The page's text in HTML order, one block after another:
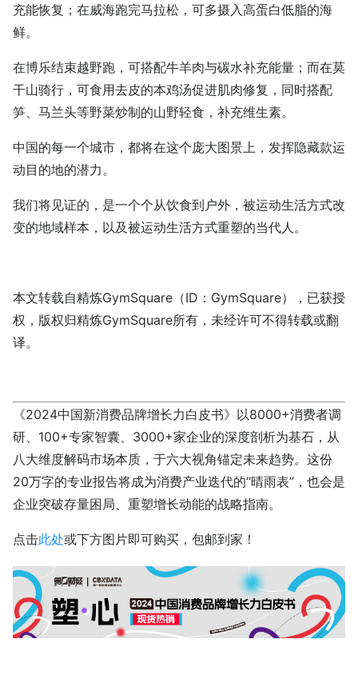
充能恢复；在威海跑完马拉松，可多摄入高蛋白低脂的海
鲜。
在博乐结束越野跑，可搭配牛羊肉与碳水补充能量；而在莫
干山骑行，可食用去皮的本鸡汤促进肌肉修复，同时搭配
笋、马兰头等野菜炒制的山野轻食，补充维生素。
中国的每一个城市，都将在这个庞大图景上，发挥隐藏款运
动目的地的潜力。
我们将见证的，是一个个从饮食到户外，被运动生活方式改
变的地域样本，以及被运动生活方式重塑的当代人。
本文转载自精炼GymSquare（ID：GymSquare），已获授
权，版权归精炼GymSquare所有，未经许可不得转载或翻
译。
《2024中国新消费品牌增长力白皮书》以8000+消费者调
研、100+专家智囊、3000+家企业的深度剖析为基石，从
八大维度解码市场本质，于六大视角锚定未来趋势。这份
20万字的专业报告将成为消费产业迭代的“晴雨表”，也会是
企业突破存量困局、重塑增长动能的战略指南。
点击此处或下方图片即可购买，包邮到家！